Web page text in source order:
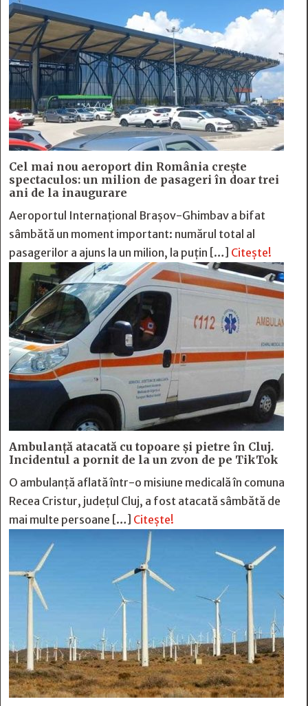
Cel mai nou aeroport din România crește
spectaculos: un milion de pasageri în doar trei
ani de la inaugurare
Aeroportul Internațional Brașov-Ghimbav a bifat
sâmbătă un moment important: numărul total al
pasagerilor a ajuns la un milion, la puțin […] Citește!
Ambulanță atacată cu topoare și pietre în Cluj.
Incidentul a pornit de la un zvon de pe TikTok
O ambulanță aflată într-o misiune medicală în comuna
Recea Cristur, județul Cluj, a fost atacată sâmbătă de
mai multe persoane […] Citește!